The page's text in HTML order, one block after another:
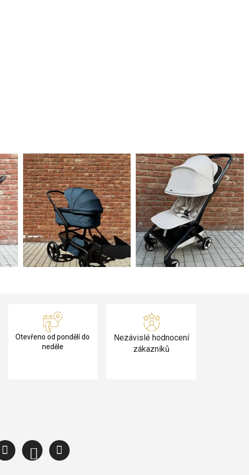
Otevřeno od pondělí do
neděle
Nezávislé hodnocení
zákazníků